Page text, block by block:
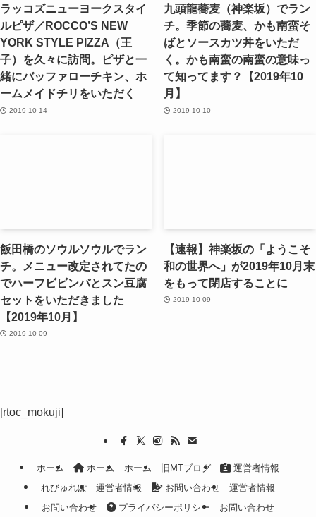
ラッコズニューヨークスタイ
ルピザ／ROCCO’S NEW
YORK STYLE PIZZA（王
子）を久々に訪問。ピザと一
緒にバッファローチキン、ホ
ームメイドチリをいただく
2019-10-14
九頭龍蕎麦（神楽坂）でラン
チ。季節の蕎麦、かも南蛮そ
ばとソースカツ丼をいただ
く。かも南蛮の南蛮の意味っ
て知ってます？【2019年10
月】
2019-10-10
飯田橋のソウルソウルでラン
チ。メニュー改定されてたの
でハーフビビンバとスン豆腐
セットをいただきました
【2019年10月】
2019-10-09
【速報】神楽坂の「ようこそ
和の世界へ」が2019年10月末
をもって閉店することに
2019-10-09
[rtoc_mokuji]
ホーム ホーム ホーム 旧MTブログ
運営者情報
れびゅれぽ
運営者情報 お問い合わせ
運営者情報
お問い合わせ
プライバシーポリシー お問い合わせ